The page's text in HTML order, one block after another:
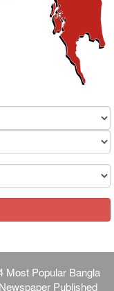
স্মৃতি জাদুঘর
৬ আগস্ট, ২০২৬
৬ আগস্ট, ২০২৬
প্রতিযোগিতায় নেমেছে :
৬ আগস্ট, ২০২৬
৬ আগস্ট, ২০২৬
Most Popular Bangla
Published